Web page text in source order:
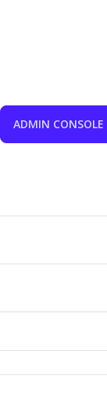
ADMIN CONSOLE